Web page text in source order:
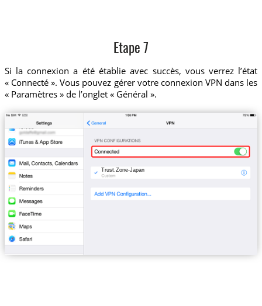
Etape 7
Si la connexion a été établie avec succès, vous verrez l’état
« Connecté ». Vous pouvez gérer votre connexion VPN dans les
« Paramètres » de l’onglet « Général ».
Trust.Zone-Japan